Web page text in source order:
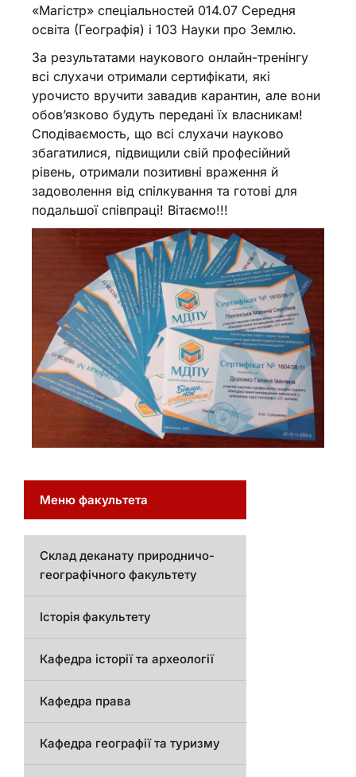
«Магістр» спеціальностей 014.07 Середня
освіта (Географія) і 103 Науки про Землю.
За результатами наукового онлайн-тренінгу
всі слухачи отримали сертифікати, які
урочисто вручити завадив карантин, але вони
обовʼязково будуть передані їх власникам!
Сподіваємость, що всі слухачи науково
збагатилися, підвищили свій професійний
рівень, отримали позитивні враження й
задоволення від спілкування та готові для
подальшої співпраці! Вітаємо!!!
Меню факультета
Склад деканату природничо-
географічного факультету
Історія факультету
Кафедра історії та археології
Кафедра права
Кафедра географії та туризму